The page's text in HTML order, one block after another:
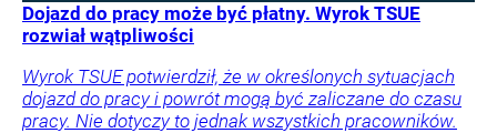
Dojazd do pracy może być płatny. Wyrok TSUE
rozwiał wątpliwości
Wyrok TSUE potwierdził, że w określonych sytuacjach
dojazd do pracy i powrót mogą być zaliczane do czasu
pracy. Nie dotyczy to jednak wszystkich pracowników.